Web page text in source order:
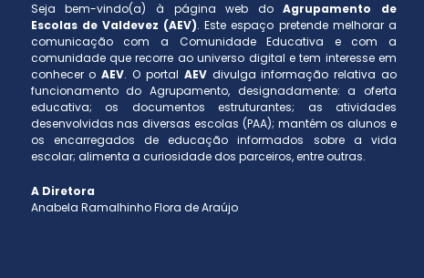
Seja bem-vindo(a) à página web doAgrupamento de
Escolas de Valdevez (AEV). Este espaço pretende melhorar a
comunicação com a Comunidade Educativa e com a
comunidade que recorre ao universo digital e tem interesse em
conhecer oAEV. O portal AEVdivulga informação relativa ao
funcionamento do Agrupamento, designadamente: a oferta
educativa; os documentos estruturantes; as atividades
desenvolvidas nas diversas escolas (PAA); mantém os alunos e
os encarregados de educação informados sobre a vida
escolar; alimenta a curiosidade dos parceiros, entre outras.
A Diretora
Anabela Ramalhinho Flora de Araújo